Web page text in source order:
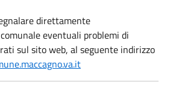
direttamente
eventuali problemi di
sul sito web, al seguente indirizzo